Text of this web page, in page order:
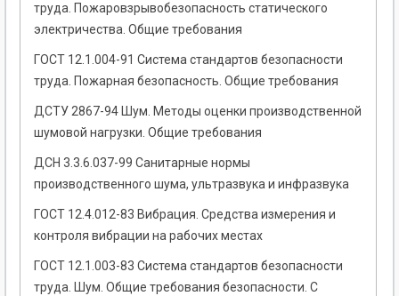
трудa. Пожаровзрывобезопасность статического
электричества. Общие тpебования
ГОСТ 12.1.004-91 Система стандартов безопасности
труда. Пожарная безопасность. Общие требования
ДСТУ 2867-94 Шум. Методы оценки производственной
шумовой нагрузки. Общие требования
ДСН 3.3.6.037-99 Санитарные нормы
производственного шума, ультразвука и инфразвука
ГОСТ 12.4.012-83 Вибрация. Средства измерения и
контроля вибрации на рабочих местах
ГОСТ 12.1.003-83 Система стандартов безопасности
труда. Шум. Общие требования безопасности. С